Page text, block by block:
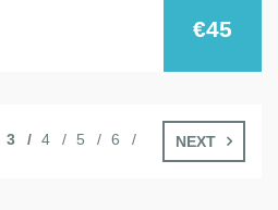
€45
3 4 5 6 NEXT